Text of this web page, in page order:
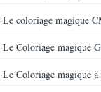
·Le coloriage magique
·Le Coloriage magique
·Le Coloriage magique